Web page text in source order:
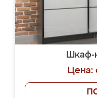
Шкаф-
Цена: